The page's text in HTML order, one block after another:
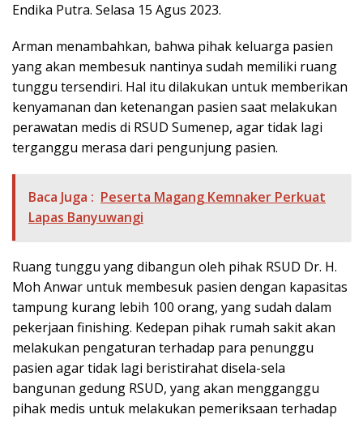
Endika Putra. Selasa 15 Agus 2023.
Arman menambahkan, bahwa pihak keluarga pasien
yang akan membesuk nantinya sudah memiliki ruang
tunggu tersendiri. Hal itu dilakukan untuk memberikan
kenyamanan dan ketenangan pasien saat melakukan
perawatan medis di RSUD Sumenep, agar tidak lagi
terganggu merasa dari pengunjung pasien.
Baca Juga : Peserta Magang Kemnaker Perkuat
Lapas Banyuwangi
Ruang tunggu yang dibangun oleh pihak RSUD Dr. H.
Moh Anwar untuk membesuk pasien dengan kapasitas
tampung kurang lebih 100 orang, yang sudah dalam
pekerjaan finishing. Kedepan pihak rumah sakit akan
melakukan pengaturan terhadap para penunggu
pasien agar tidak lagi beristirahat disela-sela
bangunan gedung RSUD, yang akan mengganggu
pihak medis untuk melakukan pemeriksaan terhadap